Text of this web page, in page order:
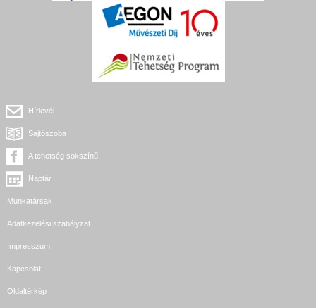
Hírlevél
Sajtószoba
A tehetség sokszínű
Naptár
Munkatársak
Adatkezelési szabályzat
Impresszum
Kapcsolat
Oldaltérkép